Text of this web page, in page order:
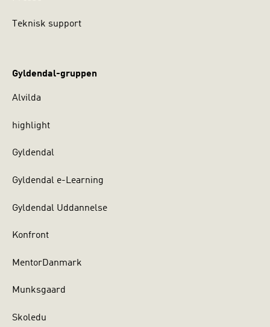
Teknisk support
Gyldendal-gruppen
Alvilda
highlight
Gyldendal
Gyldendal e-Learning
Gyldendal Uddannelse
Konfront
MentorDanmark
Munksgaard
Skoledu